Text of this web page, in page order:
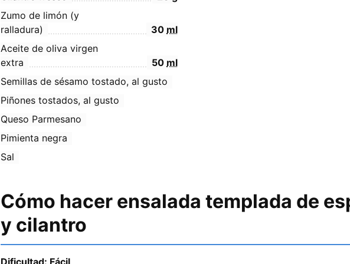
Zumo de limón (y
ralladura)
30 ml
Aceite de oliva virgen
extra
50 ml
Semillas de sésamo tostado, al gusto
Piñones tostados, al gusto
Queso Parmesano
Pimienta negra
Sal
Cómo hacer ensalada templada de
y cilantro